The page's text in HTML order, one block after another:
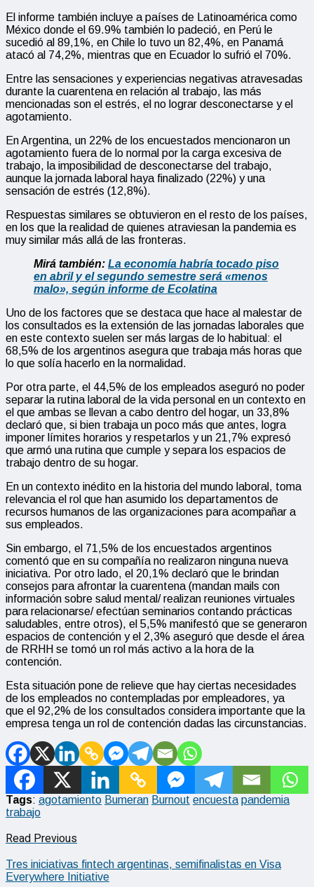
El informe también incluye a países de Latinoamérica como
México donde el 69.9% también lo padeció, en Perú le
sucedió al 89,1%, en Chile lo tuvo un 82,4%, en Panamá
atacó al 74,2%, mientras que en Ecuador lo sufrió el 70%.
Entre las sensaciones y experiencias negativas atravesadas
durante la cuarentena en relación al trabajo, las más
mencionadas son el estrés, el no lograr desconectarse y el
agotamiento.
En Argentina, un 22% de los encuestados mencionaron un
agotamiento fuera de lo normal por la carga excesiva de
trabajo, la imposibilidad de desconectarse del trabajo,
aunque la jornada laboral haya finalizado (22%) y una
sensación de estrés (12,8%).
Respuestas similares se obtuvieron en el resto de los países,
en los que la realidad de quienes atraviesan la pandemia es
muy similar más allá de las fronteras.
Mirá también: La economía habría tocado piso
en abril y el segundo semestre será «menos
malo», según informe de Ecolatina
Uno de los factores que se destaca que hace al malestar de
los consultados es la extensión de las jornadas laborales que
en este contexto suelen ser más largas de lo habitual: el
68,5% de los argentinos asegura que trabaja más horas que
lo que solía hacerlo en la normalidad.
Por otra parte, el 44,5% de los empleados aseguró no poder
separar la rutina laboral de la vida personal en un contexto en
el que ambas se llevan a cabo dentro del hogar, un 33,8%
declaró que, si bien trabaja un poco más que antes, logra
imponer límites horarios y respetarlos y un 21,7% expresó
que armó una rutina que cumple y separa los espacios de
trabajo dentro de su hogar.
En un contexto inédito en la historia del mundo laboral, toma
relevancia el rol que han asumido los departamentos de
recursos humanos de las organizaciones para acompañar a
sus empleados.
Sin embargo, el 71,5% de los encuestados argentinos
comentó que en su compañía no realizaron ninguna nueva
iniciativa. Por otro lado, el 20,1% declaró que le brindan
consejos para afrontar la cuarentena (mandan mails con
información sobre salud mental/ realizan reuniones virtuales
para relacionarse/ efectúan seminarios contando prácticas
saludables, entre otros), el 5,5% manifestó que se generaron
espacios de contención y el 2,3% aseguró que desde el área
de RRHH se tomó un rol más activo a la hora de la
contención.
Esta situación pone de relieve que hay ciertas necesidades
de los empleados no contempladas por empleadores, ya
que el 92,2% de los consultados considera importante que la
empresa tenga un rol de contención dadas las circunstancias.
Tags: agotamiento Bumeran Burnout encuesta pandemia
trabajo
Read Previous
Tres iniciativas fintech argentinas, semifinalistas en Visa
Everywhere Initiative